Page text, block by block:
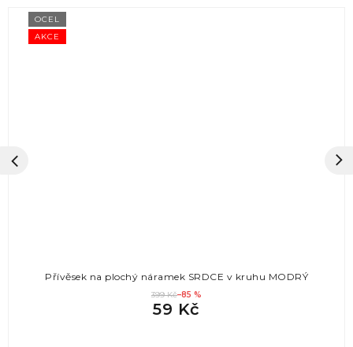
AKCE
OCEL
Přívěsek na plochý náramek SRDCE v kruhu MODRÝ
399 Kč–85 %
59 Kč